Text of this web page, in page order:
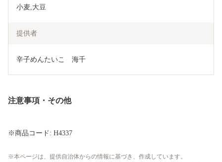
提供者
辛子めんたいこ　海千
注意事項・その他
※商品コード: H4337
本ページは、提供自治体からの情報に基づき、作成しています。